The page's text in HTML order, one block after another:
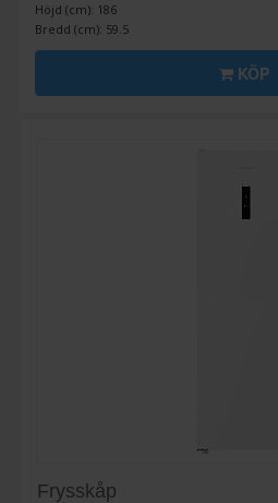
Höjd (cm): 186
Bredd (cm): 59.5
KÖP
Frysskåp